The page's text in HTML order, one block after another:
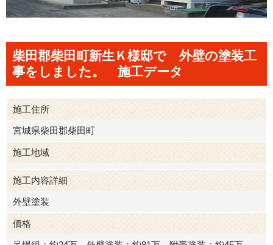
柴田郡柴田町新生Ｋ様邸で 外壁の塗装工
事をしました。 施工データ
施工住所
宮城県柴田郡柴田町
施工地域
施工内容詳細
外壁塗装
価格